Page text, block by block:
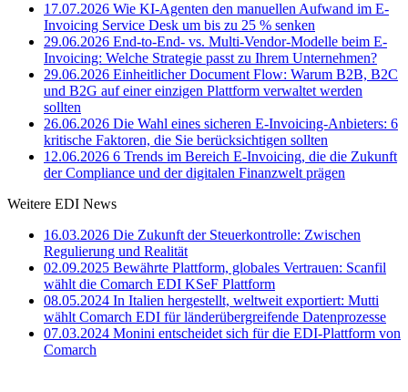
17.07.2026 Wie KI-Agenten den manuellen Aufwand im E-
Invoicing Service Desk um bis zu 25 % senken
29.06.2026 End-to-End- vs. Multi-Vendor-Modelle beim E-
Invoicing: Welche Strategie passt zu Ihrem Unternehmen?
29.06.2026 Einheitlicher Document Flow: Warum B2B, B2C
und B2G auf einer einzigen Plattform verwaltet werden
sollten
26.06.2026 Die Wahl eines sicheren E-Invoicing-Anbieters: 6
kritische Faktoren, die Sie berücksichtigen sollten
12.06.2026 6 Trends im Bereich E-Invoicing, die die Zukunft
der Compliance und der digitalen Finanzwelt prägen
Weitere EDI News
16.03.2026 Die Zukunft der Steuerkontrolle: Zwischen
Regulierung und Realität
02.09.2025 Bewährte Plattform, globales Vertrauen: Scanfil
wählt die Comarch EDI KSeF Plattform
08.05.2024 In Italien hergestellt, weltweit exportiert: Mutti
wählt Comarch EDI für länderübergreifende Datenprozesse
07.03.2024 Monini entscheidet sich für die EDI-Plattform von
Comarch